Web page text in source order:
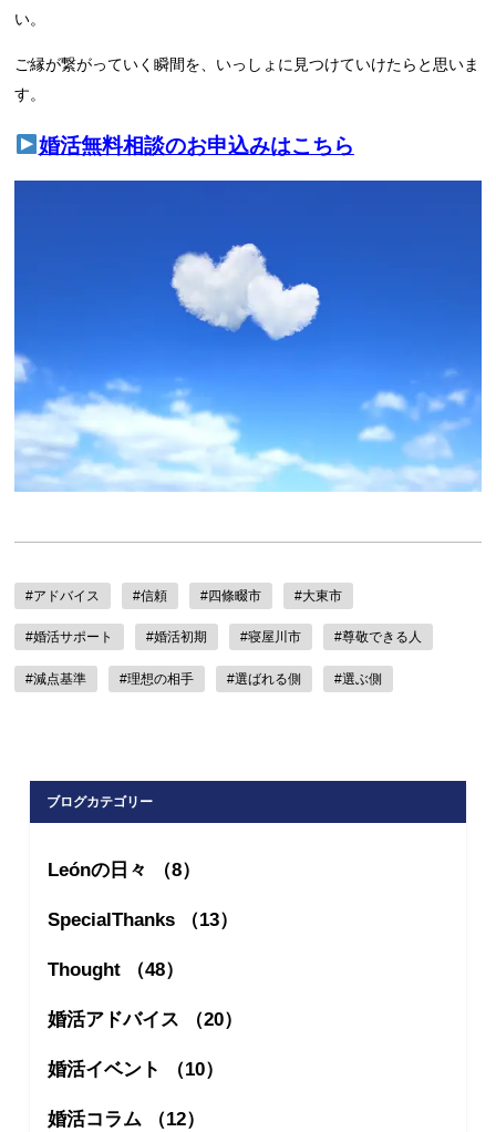
い。
ご縁が繋がっていく瞬間を、いっしょに見つけていけたらと思いま
す。
婚活無料相談のお申込みはこちら
#アドバイス #信頼 #四條畷市 #大東市
#婚活サポート #婚活初期 #寝屋川市 #尊敬できる人
#減点基準 #理想の相手 #選ばれる側 #選ぶ側
ブログカテゴリー
Leónの日々 （8）
SpecialThanks （13）
Thought （48）
婚活アドバイス （20）
婚活イベント （10）
婚活コラム （12）